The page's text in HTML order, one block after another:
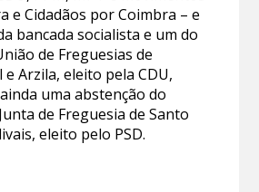
e Cidadãos por Coimbra – e
bancada socialista e um do
de Freguesias de
e Arzila, eleito pela CDU,
uma abstenção do
de Freguesia de Santo
eleito pelo PSD.